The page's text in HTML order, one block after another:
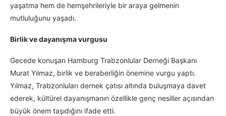
yaşatma hem de hemşehrileriyle bir araya gelmenin
mutluluğunu yaşadı.
Birlik ve dayanışma vurgusu
Gecede konuşan Hamburg Trabzonlular Derneği Başkanı
Murat Yılmaz, birlik ve beraberliğin önemine vurgu yaptı.
Yılmaz, Trabzonluları dernek çatısı altında buluşmaya davet
ederek, kültürel dayanışmanın özellikle genç nesiller açısından
büyük önem taşıdığını ifade etti.